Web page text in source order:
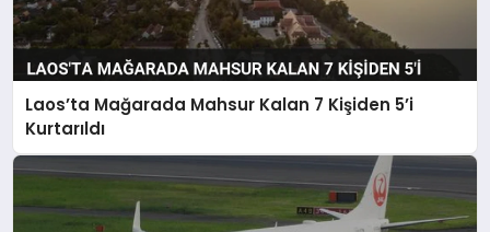
Laos’ta Mağarada Mahsur Kalan 7 Kişiden 5’i
Kurtarıldı